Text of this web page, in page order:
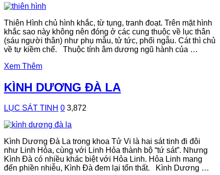
Thiên Hình chủ hình khắc, từ tụng, tranh đoạt. Trên mặt hình
khắc sao này không nên đóng ở các cung thuộc về lục thân
(sáu người thân) như phụ mẫu, tử tức, phối ngẫu. Cát thì chủ
về tự kiềm chế. Thuộc tính âm dương ngũ hành của …
Xem Thêm
KÌNH DƯƠNG ĐÀ LA
LỤC SÁT TINH 0 3,872
Kình Dương Đà La trong khoa Tử Vi là hai sát tinh đi đôi
như Linh Hỏa, cùng với Linh Hỏa thành bộ “tứ sát”. Nhưng
Kình Đà có nhiều khác biệt với Hỏa Linh. Hỏa Linh mang
đến phiền nhiễu, Kình Đà đem lại tổn thất. Kình Dương …